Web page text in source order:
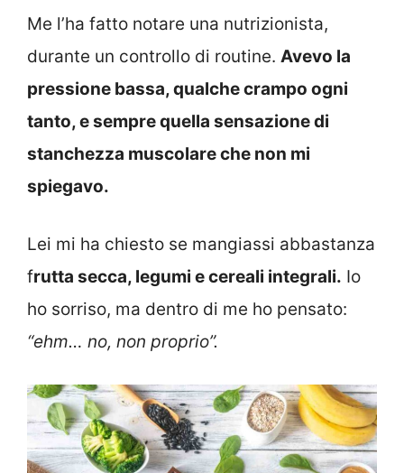
Me l’ha fatto notare una nutrizionista,
durante un controllo di routine. Avevo la
pressione bassa, qualche crampo ogni
tanto, e sempre quella sensazione di
stanchezza muscolare che non mi
spiegavo.
Lei mi ha chiesto se mangiassi abbastanza
frutta secca, legumi e cereali integrali. Io
ho sorriso, ma dentro di me ho pensato:
“ehm… no, non proprio”.